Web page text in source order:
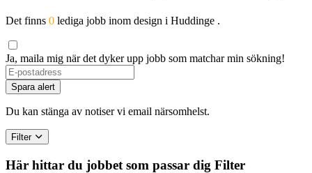
Det finns 0 lediga jobb inom design i Huddinge .
Ja, maila mig när det dyker upp jobb som matchar min sökning!
Spara alert
Du kan stänga av notiser vi email närsomhelst.
Filter
Här hittar du jobbet som passar dig Filter